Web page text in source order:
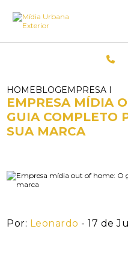
HOMEBLOGEMPRESA
EMPRESA MÍDIA
GUIA COMPLETO
SUA MARCA
Por: Leonardo - 17 de